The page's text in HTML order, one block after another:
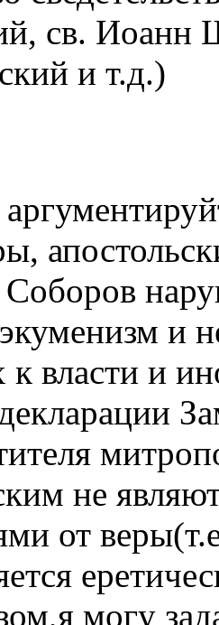
св.
и т.д.)
и
власти и
не
от
могу